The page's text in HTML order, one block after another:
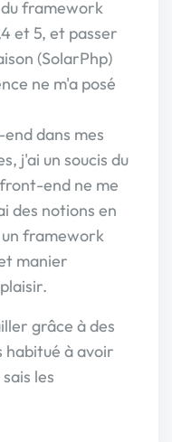
framework
et 5, et passer
(SolarPhp)
ne m'a posé
dans mes
j'ai un soucis du
end ne me
des notions en
framework
manier
grâce à des
habitué à avoir
les